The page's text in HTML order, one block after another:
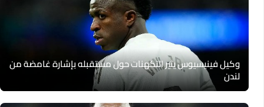
وكيل فينيسيوس يثير التكهنات حول مستقبله بإشارة غامضة من
لندن